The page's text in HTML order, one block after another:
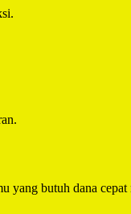
butuh dana